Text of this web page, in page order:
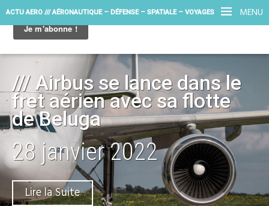
MENU
ACTU AERO /// AÉRONAUTIQUE – DÉFENSE – SPATIALE – VOYAGES
/// Airbus se lance dans le
fret aérien avec sa flotte
de Beluga
28 janvier 2022
Lire la Suite